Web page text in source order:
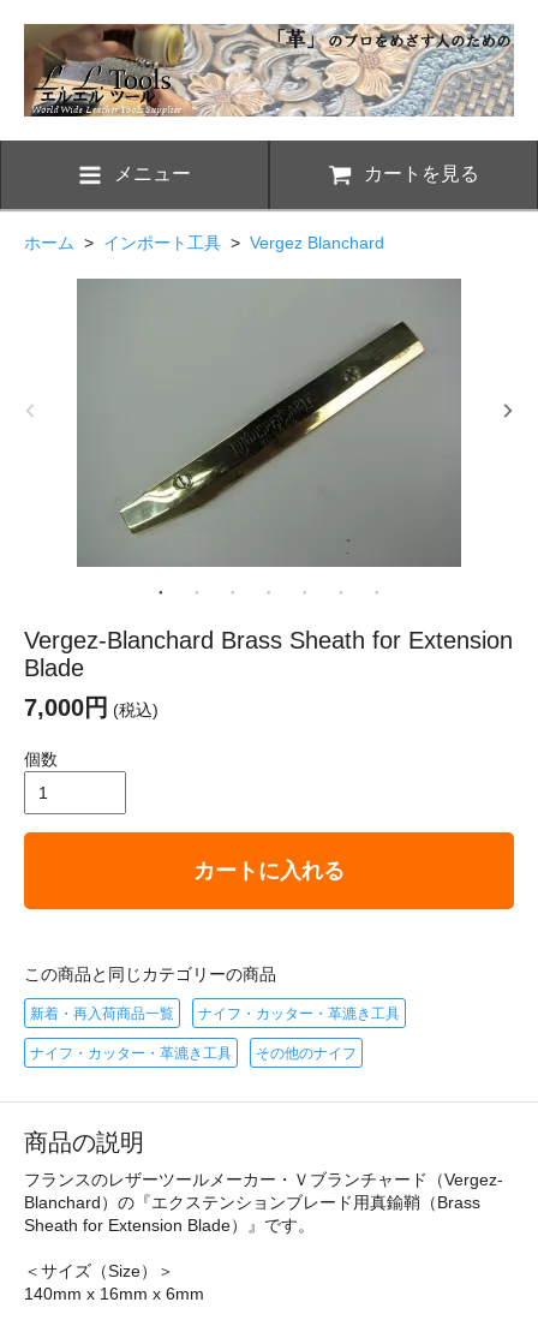
メニュー カートを見る
ホーム > インポート工具 > Vergez Blanchard
Vergez-Blanchard Brass Sheath for Extension
Blade
7,000円 (税込)
個数
カートに入れる
この商品と同じカテゴリーの商品
新着・再入荷商品一覧 ナイフ・カッター・革漉き工具
ナイフ・カッター・革漉き工具 その他のナイフ
商品の説明
フランスのレザーツールメーカー・Ｖブランチャード（Vergez-
Blanchard）の『エクステンションブレード用真鍮鞘（Brass
Sheath for Extension Blade）』です。
＜サイズ（Size）＞
140mm x 16mm x 6mm